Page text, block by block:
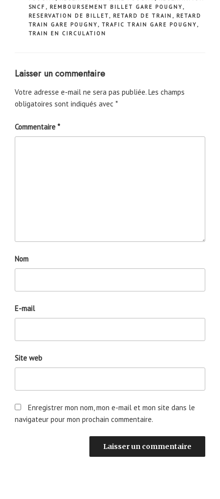
SNCF , REMBOURSEMENT BILLET GARE POUGNY,
RESERVATION DE BILLET, RETARD DE TRAIN , RETARD
TRAIN GARE POUGNY, TRAFIC TRAIN GARE POUGNY,
TRAIN EN CIRCULATION
Laisser un commentaire
Votre adresse e-mail ne sera pas publiée. Les champs
obligatoires sont indiqués avec *
Commentaire *
Nom
E-mail
Site web
Enregistrer mon nom, mon e-mail et mon site dans le
navigateur pour mon prochain commentaire.